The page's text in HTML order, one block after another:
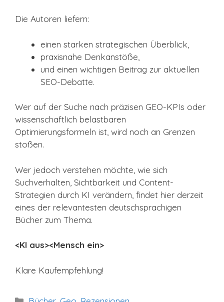
Die Autoren liefern:
einen starken strategischen Überblick,
praxisnahe Denkanstöße,
und einen wichtigen Beitrag zur aktuellen
SEO-Debatte.
Wer auf der Suche nach präzisen GEO-KPIs oder
wissenschaftlich belastbaren
Optimierungsformeln ist, wird noch an Grenzen
stoßen.
Wer jedoch verstehen möchte, wie sich
Suchverhalten, Sichtbarkeit und Content-
Strategien durch KI verändern, findet hier derzeit
eines der relevantesten deutschsprachigen
Bücher zum Thema.
<KI aus><Mensch ein>
Klare Kaufempfehlung!
Kategorien